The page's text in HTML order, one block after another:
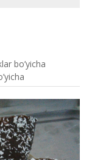
bo’yicha